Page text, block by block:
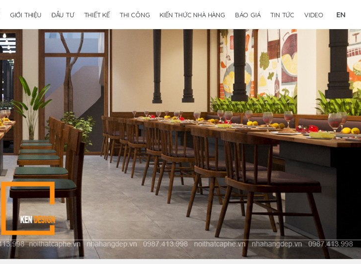
GIỚI THIỆU ĐẦU TƯ THIẾT KẾ THI CÔNG KIẾN THỨC NHÀ HÀNG BÁO GIÁ TIN TỨC VIDEO EN